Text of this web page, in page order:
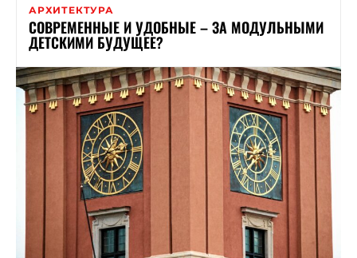
АРХИТЕКТУРА
СОВРЕМЕННЫЕ И УДОБНЫЕ – ЗА МОДУЛЬНЫМИ
ДЕТСКИМИ БУДУЩЕЕ?